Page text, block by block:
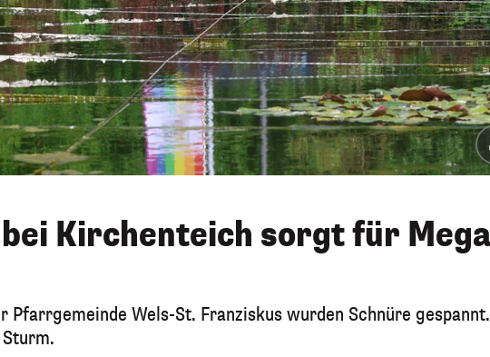
Kirchenteich sorgt für
Pfarrgemeinde Wels-St. Franziskus wurden Schnüre gespannt.